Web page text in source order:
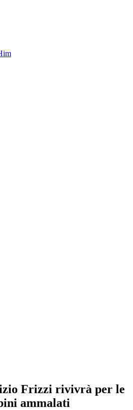
Frizzi rivivrà per le
ammalati